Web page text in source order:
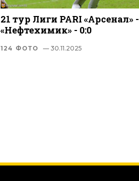
21 тур Лиги PARI «Арсенал» -
«Нефтехимик» - 0:0
124 ФОТО — 30.11.2025